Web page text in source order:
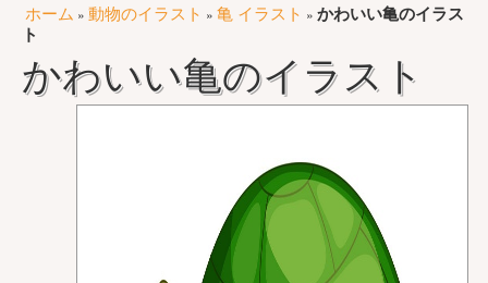
ホーム » 動物のイラスト » 亀 イラスト » かわいい亀のイラス
ト
かわいい亀のイラスト